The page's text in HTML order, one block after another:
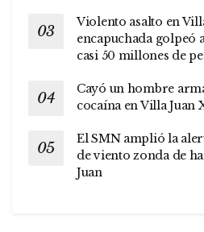
Violento asalto en
encapuchada golpeó
casi 50 millones de
Cayó un hombre
cocaína en Villa Juan
El SMN amplió la
de viento zonda de
Juan